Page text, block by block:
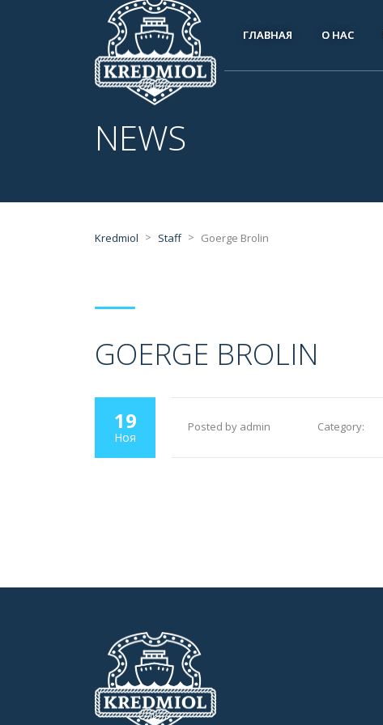
ГЛАВНАЯ О НАС
NEWS
Kredmiol > Staff > Goerge Brolin
GOERGE BROLIN
19
Ноя
Posted by admin Category: